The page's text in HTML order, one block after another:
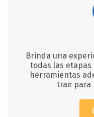
Brinda una
todas las etapas
herramientas
trae para